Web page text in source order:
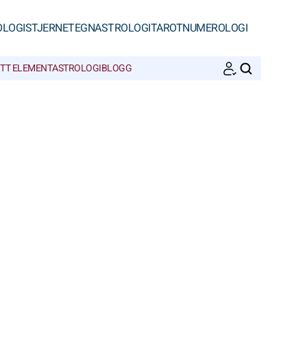
STJERNETEGNASTROLOGITAROTNUMEROLOGI
ELEMENTASTROLOGIBLOGG